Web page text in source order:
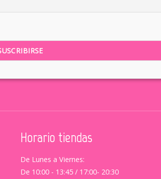
Horario tiendas
De Lunes a Viernes:
De 10:00 - 13:45 / 17:00- 20:30